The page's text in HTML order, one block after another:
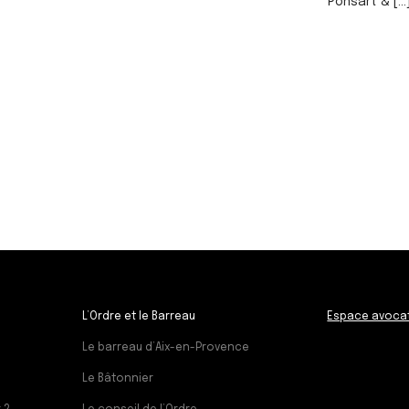
L’Ordre et le Barreau
Le barreau d’Aix-en-Provence
Le Bâtonnier
Espace